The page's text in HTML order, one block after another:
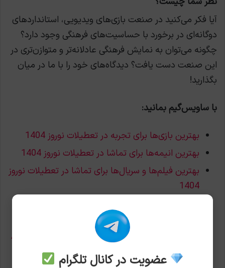
آیا فکر می‌کنید در صنعت بازی‌های ویدیویی، استانداردهای
دوگانه‌ای در برخورد با حساسیت‌های فرهنگی وجود دارد؟
چگونه می‌توان به نمایش فرهنگی عادلانه‌تر و متوازن‌تری در
این صنعت دست یافت؟ دیدگاه‌های خود را با ما در میان
بگذارید!
با ساویس‌گیم بمانید:
بهترین بازی‌ها برای تجربه در تعطیلات نوروز 1404
بهترین انیمه‌ها برای تماشا در تعطیلات نوروز 1404
بهترین فیلم‌ها و سریال‌ها برای تماشا در تعطیلات نوروز
1404
چگونه قابلیت Fast Travel را در Assassin’s Creed
Shadows فعال کنیم؟عضویت در کانال تلگرام